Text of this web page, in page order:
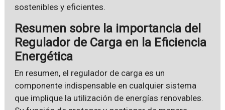
sostenibles y eficientes.
Resumen sobre la importancia del
Regulador de Carga en la Eficiencia
Energética
En resumen, el regulador de carga es un
componente indispensable en cualquier sistema
que implique la utilización de energías renovables.